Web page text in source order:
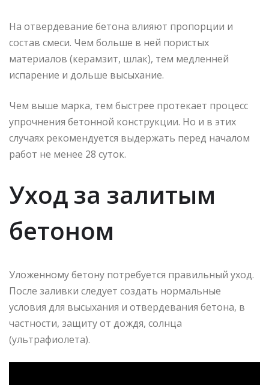
На отвердевание бетона влияют пропорции и
состав смеси. Чем больше в ней пористых
материалов (керамзит, шлак), тем медленней
испарение и дольше высыхание.
Чем выше марка, тем быстрее протекает процесс
упрочнения бетонной конструкции. Но и в этих
случаях рекомендуется выдержать перед началом
работ не менее 28 суток.
Уход за залитым
бетоном
Уложенному бетону потребуется правильный уход.
После заливки следует создать нормальные
условия для высыхания и отвердевания бетона, в
частности, защиту от дождя, солнца
(ультрафиолета).